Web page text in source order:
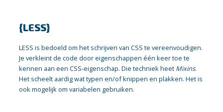
{LESS}
LESS is bedoeld om het schrijven van CSS te vereenvoudigen.
Je verkleint de code door eigenschappen één keer toe te
kennen aan een CSS-eigenschap. Die techniek heet Mixins.
Het scheelt aardig wat typen en/of knippen en plakken. Het is
ook mogelijk om variabelen gebruiken.